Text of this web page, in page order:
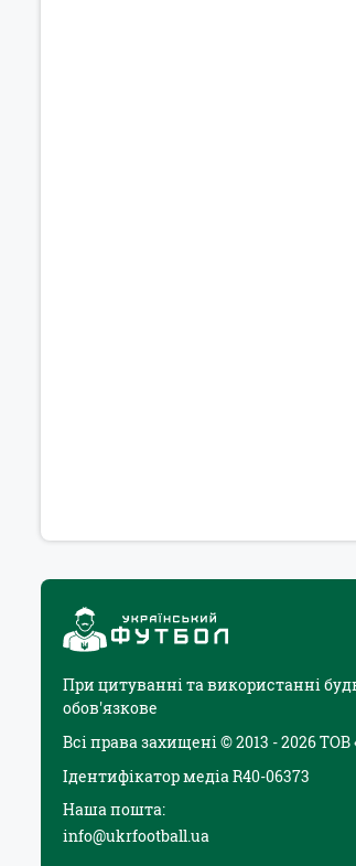
При цитуванні та використанні
обов'язкове
Всі права захищені © 2013 - 2026
Ідентифікатор медіа R40-06373
Наша пошта:
info@ukrfootball.ua